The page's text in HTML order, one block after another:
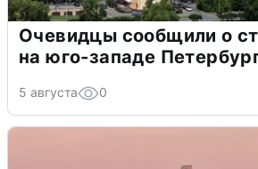
Очевидцы сообщили о
на юго-западе
5 августа 0